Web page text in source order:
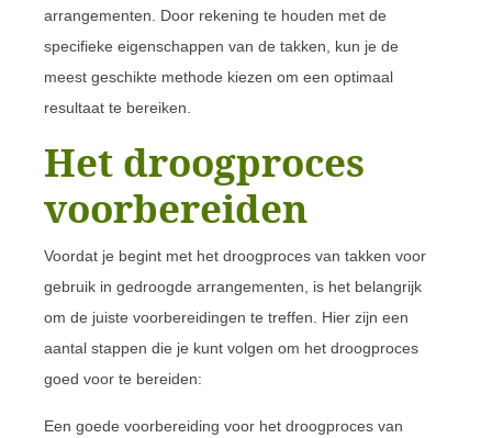
arrangementen. Door rekening te houden met de
specifieke eigenschappen van de takken, kun je de
meest geschikte methode kiezen om een optimaal
resultaat te bereiken.
Het droogproces
voorbereiden
Voordat je begint met het droogproces van takken voor
gebruik in gedroogde arrangementen, is het belangrijk
om de juiste voorbereidingen te treffen. Hier zijn een
aantal stappen die je kunt volgen om het droogproces
goed voor te bereiden:
Een goede voorbereiding voor het droogproces van